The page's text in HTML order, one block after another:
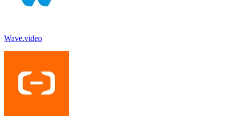
Wave.video